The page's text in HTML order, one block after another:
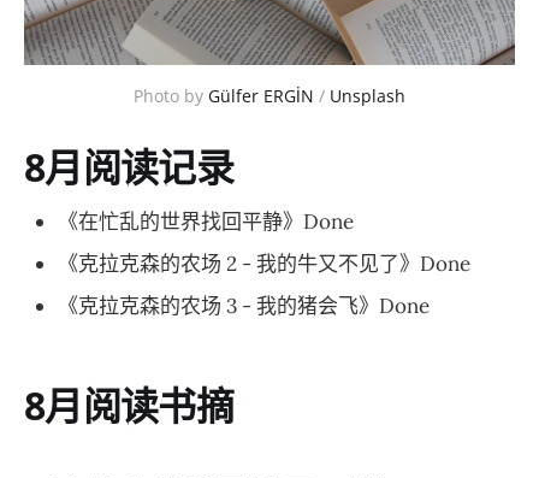
Photo by Gülfer ERGİN / Unsplash
8月阅读记录
《在忙乱的世界找回平静》Done
《克拉克森的农场 2 - 我的牛又不见了》Done
《克拉克森的农场 3 - 我的猪会飞》Done
8月阅读书摘